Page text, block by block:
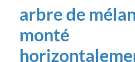
arbre de
monté